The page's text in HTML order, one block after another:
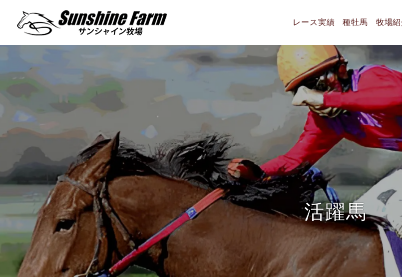
レース実績 種牡馬 牧場紹
活躍馬